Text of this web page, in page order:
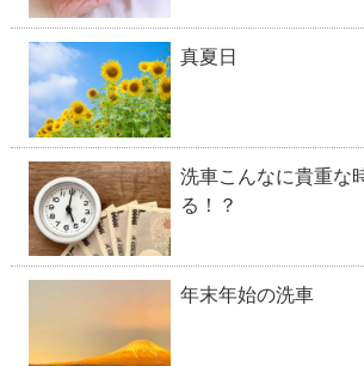
真夏日
洗車こんなに貴重な
る！？
年末年始の洗車